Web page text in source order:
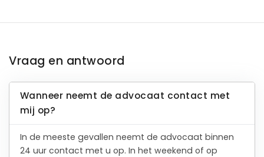
Vraag en antwoord
Wanneer neemt de advocaat contact met
mij op?
In de meeste gevallen neemt de advocaat binnen
24 uur contact met u op. In het weekend of op